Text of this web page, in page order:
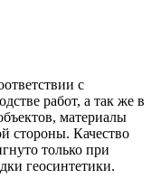
с
работ, а так же в
материалы
стороны. Качество
только при
геосинтетики.